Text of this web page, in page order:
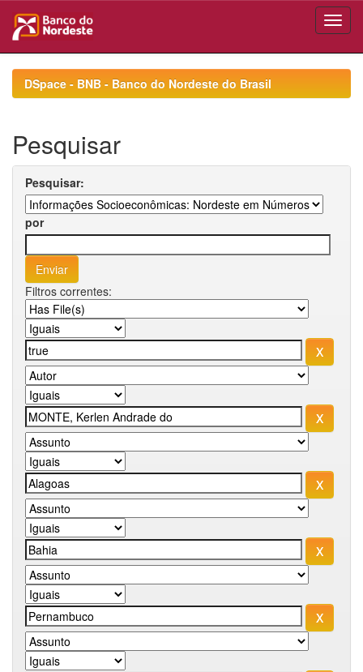
navigationDSpace - BNB - Banco do Nordeste do Brasil
Pesquisar
Pesquisar:
por
Filtros correntes: